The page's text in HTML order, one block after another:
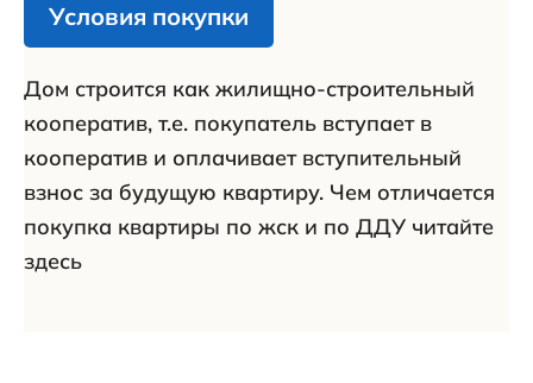
Условия покупки
Дом строится как жилищно-строительный
кооператив, т.е. покупатель вступает в
кооператив и оплачивает вступительный
взнос за будущую квартиру. Чем отличается
покупка квартиры по жск и по ДДУ читайте
здесь